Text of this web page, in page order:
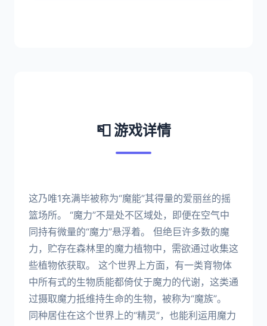
📮 游戏详情
这乃唯1充满毕被称为“魔能”其得量的爱丽丝的摇
篮场所。 “魔力”不是处不区域处，即便在空气中
同持有微量的“魔力”悬浮着。 但绝巨许多数的魔
力，贮存在森林里的魔力植物中，需欲通过收集这
些植物依获取。 这个世界上方面，有一类育物体
中所有式的生物质能都倚仗于魔力的代谢，这类通
过摄取魔力抵维持生命的生物，被称为“魔族”。
同种居住在这个世界上的“精灵”，也能利运用魔力